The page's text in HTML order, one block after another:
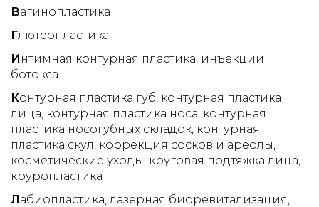
закрыт всё равно видно комок.
Вагинопластика
Глютеопластика
И нтимная контурная пластика инъекции
ботокса
Контурная пластика губ контурная пластика
лица контурная пластика носа контурная
пластика носогубных складок контурная
пластика скул коррекция сосков и ареолы
косметические уходы круговая подтяжка лица
круропластика
Лабиопластика лазерная биоревитализация